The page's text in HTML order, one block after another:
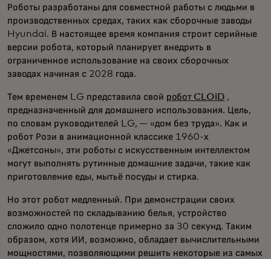
Роботы разработаны для совместной работы с людьми в
производственных средах, таких как сборочные заводы
Hyundai. В настоящее время компания строит серийные
версии робота, который планирует внедрить в
ограниченное использование на своих сборочных
заводах начиная с 2028 года.
Тем временем LG представила свой робот CLOiD ,
предназначенный для домашнего использования. Цель,
по словам руководителей LG, — «дом без труда». Как и
робот Рози в анимационной классике 1960-х
«Джетсоны», эти роботы с искусственным интеллектом
могут выполнять рутинные домашние задачи, такие как
приготовление еды, мытьё посуды и стирка.
Но этот робот медленный. При демонстрации своих
возможностей по складыванию белья, устройство
сложило одно полотенце примерно за 30 секунд. Таким
образом, хотя ИИ, возможно, обладает вычислительными
мощностями, позволяющими решить некоторые из самых